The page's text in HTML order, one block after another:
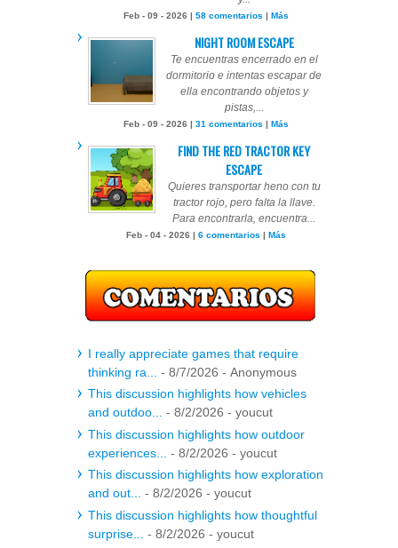
Feb - 09 - 2026 | 58 comentarios | Más
NIGHT ROOM ESCAPE
Te encuentras encerrado en el
dormitorio e intentas escapar de
ella encontrando objetos y
pistas,...
Feb - 09 - 2026 | 31 comentarios | Más
FIND THE RED TRACTOR KEY
ESCAPE
Quieres transportar heno con tu
tractor rojo, pero falta la llave.
Para encontrarla, encuentra...
Feb - 04 - 2026 | 6 comentarios | Más
I really appreciate games that require
thinking ra...
- 8/7/2026 - Anonymous
This discussion highlights how vehicles
and outdoo... - 8/2/2026 - youcut
This discussion highlights how outdoor
experiences...
- 8/2/2026 - youcut
This discussion highlights how exploration
and out... - 8/2/2026 - youcut
This discussion highlights how thoughtful
surprise...
- 8/2/2026 - youcut